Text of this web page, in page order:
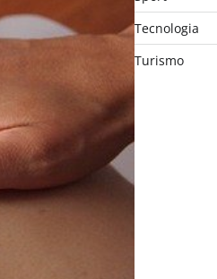
Tecnologia
Turismo